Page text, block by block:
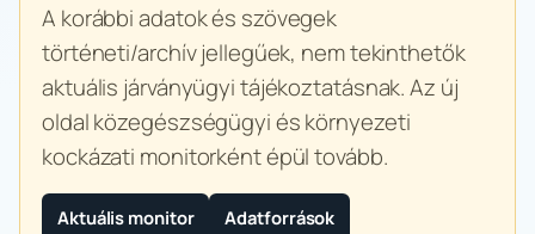
A korábbi adatok és szövegek
történeti/archív jellegűek, nem tekinthetők
aktuális járványügyi tájékoztatásnak. Az új
oldal közegészségügyi és környezeti
kockázati monitorként épül tovább.
Aktuális monitor Adatforrások